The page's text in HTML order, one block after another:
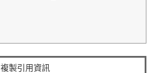
複製引用資訊